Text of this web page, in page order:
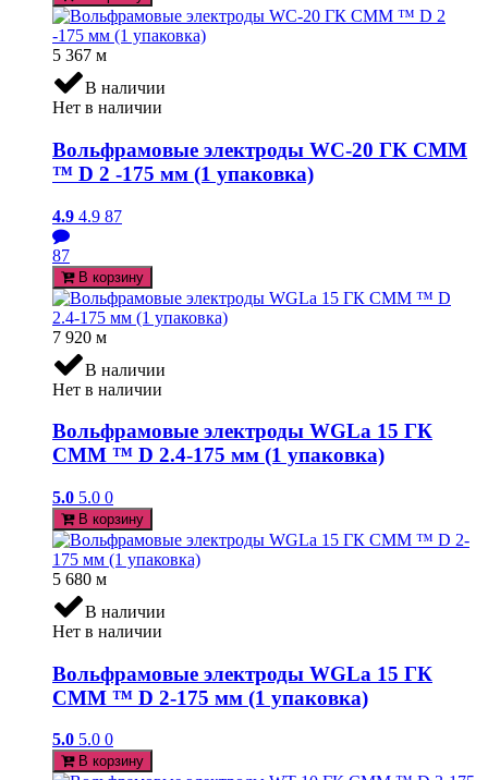
5 367 м
В наличии
Нет в наличии
Вольфрамовые электроды WC-20 ГК СММ
™ D 2 -175 мм (1 упаковка)
4.9 4.9 87
87
В корзину
7 920 м
В наличии
Нет в наличии
Вольфрамовые электроды WGLa 15 ГК
СММ ™ D 2.4-175 мм (1 упаковка)
5.0 5.0 0
В корзину
5 680 м
В наличии
Нет в наличии
Вольфрамовые электроды WGLa 15 ГК
СММ ™ D 2-175 мм (1 упаковка)
5.0 5.0 0
В корзину